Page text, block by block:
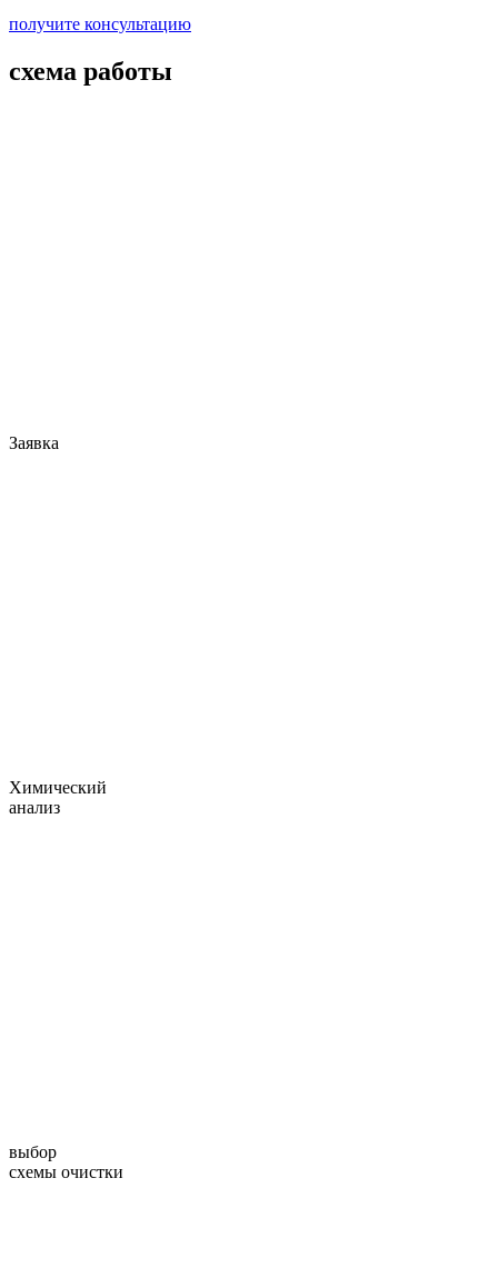
получите консультацию
схема работы
Заявка
Химический
анализ
выбор
схемы очистки